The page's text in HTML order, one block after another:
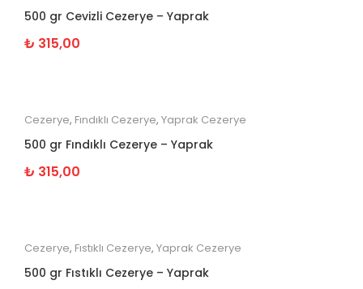
500 gr Cevizli Cezerye – Yaprak
₺ 315,00
Cezerye, Fındıklı Cezerye, Yaprak Cezerye
500 gr Fındıklı Cezerye – Yaprak
₺ 315,00
Cezerye, Fıstıklı Cezerye, Yaprak Cezerye
500 gr Fıstıklı Cezerye – Yaprak